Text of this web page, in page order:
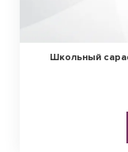
Школьный